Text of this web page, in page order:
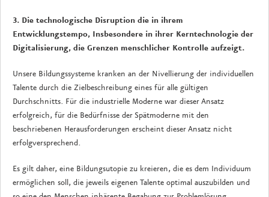
3. Die technologische Disruption die in ihrem
Entwicklungstempo, Insbesondere in ihrer Kerntechnologie der
Digitalisierung, die Grenzen menschlicher Kontrolle aufzeigt.
Unsere Bildungssysteme kranken an der Nivellierung der individuellen
Talente durch die Zielbeschreibung eines für alle gültigen
Durchschnitts. Für die industrielle Moderne war dieser Ansatz
erfolgreich, für die Bedürfnisse der Spätmoderne mit den
beschriebenen Herausforderungen erscheint dieser Ansatz nicht
erfolgversprechend.
Es gilt daher, eine Bildungsutopie zu kreieren, die es dem Individuum
ermöglichen soll, die jeweils eigenen Talente optimal auszubilden und